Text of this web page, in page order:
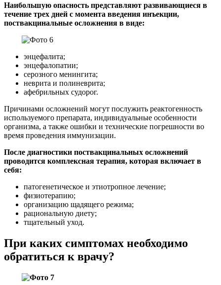
Наибольшую опасность представляют развивающиеся в
течение трех дней с момента введения инъекции,
поствакцинальные осложнения в виде:
энцефалита;
энцефалопатии;
серозного менингита;
неврита и полиневрита;
афебрильных судорог.
Причинами осложнений могут послужить реактогенность
используемого препарата, индивидуальные особенности
организма, а также ошибки и технические погрешности во
время проведения иммунизации.
После диагностики поствакцинальных осложнений
проводится комплексная терапия, которая включает в
себя:
патогенетическое и этиотропное лечение;
физиотерапию;
организацию щадящего режима;
рациональную диету;
тщательный уход.
При каких симптомах необходимо
обратиться к врачу?